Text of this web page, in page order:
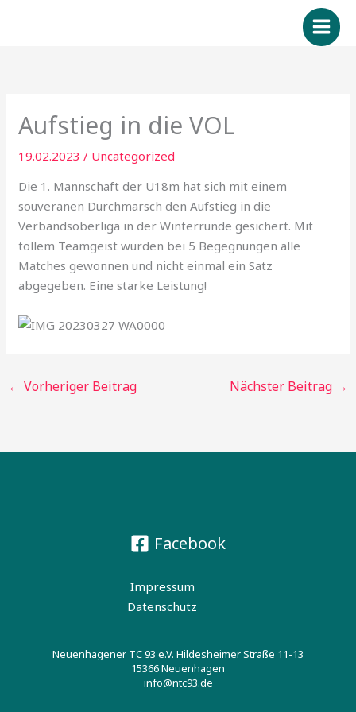
Aufstieg in die VOL
19.02.2023/ Uncategorized
Die 1. Mannschaft der U18m hat sich mit einem
souveränen Durchmarsch den Aufstieg in die
Verbandsoberliga in der Winterrunde gesichert. Mit
tollem Teamgeist wurden bei 5 Begegnungen alle
Matches gewonnen und nicht einmal ein Satz
abgegeben. Eine starke Leistung!
← Vorheriger Beitrag Nächster Beitrag →
Facebook
Impressum
Datenschutz
Neuenhagener TC 93 e.V. Hildesheimer Straße 11-13
15366 Neuenhagen
info@ntc93.de